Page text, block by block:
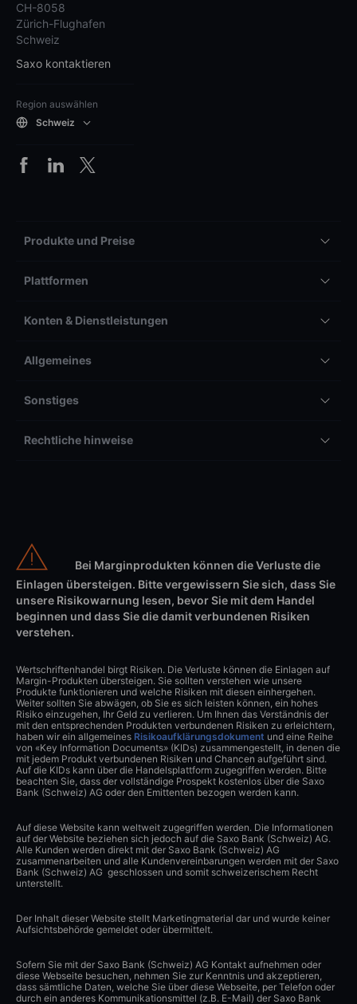
CH-8058
Zürich-Flughafen
Schweiz
Saxo kontaktieren
Region auswählen
Schweiz
Produkte und Preise
Plattformen
Konten & Dienstleistungen
Allgemeines
Sonstiges
Rechtliche hinweise
Bei Marginprodukten können die Verluste die
Einlagen übersteigen. Bitte vergewissern Sie sich, dass Sie
unsere Risikowarnung lesen, bevor Sie mit dem Handel
beginnen und dass Sie die damit verbundenen Risiken
verstehen.
Wertschriftenhandel birgt Risiken. Die Verluste können die Einlagen auf
Margin-Produkten übersteigen. Sie sollten verstehen wie unsere
Produkte funktionieren und welche Risiken mit diesen einhergehen.
Weiter sollten Sie abwägen, ob Sie es sich leisten können, ein hohes
Risiko einzugehen, Ihr Geld zu verlieren. Um Ihnen das Verständnis der
mit den entsprechenden Produkten verbundenen Risiken zu erleichtern,
haben wir ein allgemeines Risikoaufklärungsdokument und eine Reihe
von «Key Information Documents» (KIDs) zusammengestellt, in denen die
mit jedem Produkt verbundenen Risiken und Chancen aufgeführt sind.
Auf die KIDs kann über die Handelsplattform zugegriffen werden. Bitte
beachten Sie, dass der vollständige Prospekt kostenlos über die Saxo
Bank (Schweiz) AG oder den Emittenten bezogen werden kann.
Auf diese Website kann weltweit zugegriffen werden. Die Informationen
auf der Website beziehen sich jedoch auf die Saxo Bank (Schweiz) AG.
Alle Kunden werden direkt mit der Saxo Bank (Schweiz) AG
zusammenarbeiten und alle Kundenvereinbarungen werden mit der Saxo
Bank (Schweiz) AG geschlossen und somit schweizerischem Recht
unterstellt.
Der Inhalt dieser Website stellt Marketingmaterial dar und wurde keiner
Aufsichtsbehörde gemeldet oder übermittelt.
Sofern Sie mit der Saxo Bank (Schweiz) AG Kontakt aufnehmen oder
diese Webseite besuchen, nehmen Sie zur Kenntnis und akzeptieren,
dass sämtliche Daten, welche Sie über diese Webseite, per Telefon oder
durch ein anderes Kommunikationsmittel (z.B. E-Mail) der Saxo Bank